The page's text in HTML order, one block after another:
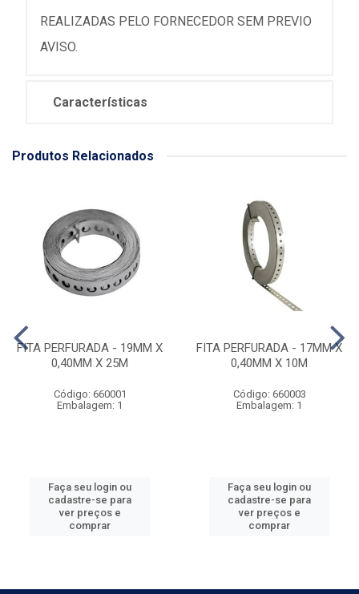
REALIZADAS PELO FORNECEDOR SEM PREVIO
AVISO.
Características
Produtos Relacionados
FITA PERFURADA - 19MM X
0,40MM X 25M
Código: 660001
Embalagem: 1
Faça seu login ou
cadastre-se para
ver preços e
comprar
FITA PERFURADA - 17MM X
0,40MM X 10M
Código: 660003
Embalagem: 1
Faça seu login ou
cadastre-se para
ver preços e
comprar